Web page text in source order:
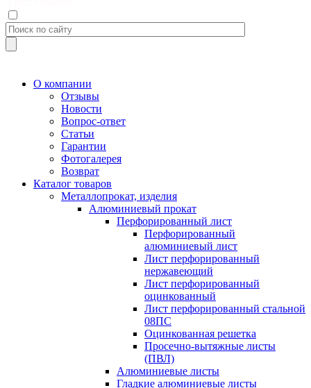
О компании
Отзывы
Новости
Вопрос-ответ
Статьи
Гарантии
Фотогалерея
Возврат
Каталог товаров
Металлопрокат, изделия
Алюминиевый прокат
Перфорированный лист
Перфорированный
алюминиевый лист
Лист перфорированный
нержавеющий
Лист перфорированный
оцинкованный
Лист перфорированный стальной
08ПС
Оцинкованная решетка
Просечно-вытяжные листы
(ПВЛ)
Алюминиевые листы
Гладкие алюминиевые листы